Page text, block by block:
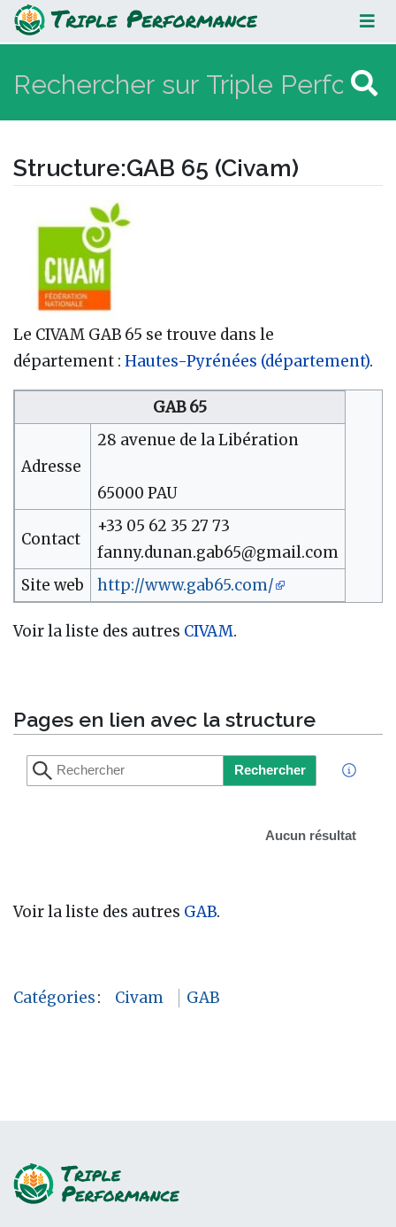
GAB 65 (Civam)
Structure:GAB 65 (Civam)
navigation
Le CIVAM GAB 65 se trouve dans le
département : Hautes-Pyrénées (département).
GAB 65
Adresse
28 avenue de la Libération
65000 PAU
Contact
+33 05 62 35 27 73
fanny.dunan.gab65@gmail.com
Site web
http://www.gab65.com/
Voir la liste des autres CIVAM.
Pages en lien avec la structure
Rechercher
Aucun résultat
Voir la liste des autres GAB.
Catégories: Civam GAB